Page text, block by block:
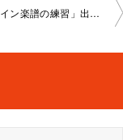
「スターマイン楽譜の練習」出張2024-10-10-­no0032-­1144